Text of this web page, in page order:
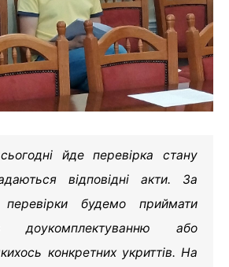
йде перевірка стану
відповідні акти. За
перевірки будемо приймати
або
конкретних укриттів. На